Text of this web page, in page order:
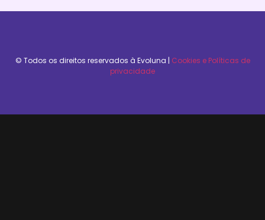
© Todos os direitos reservados à Evoluna​ | Cookies e Políticas de
privacidade